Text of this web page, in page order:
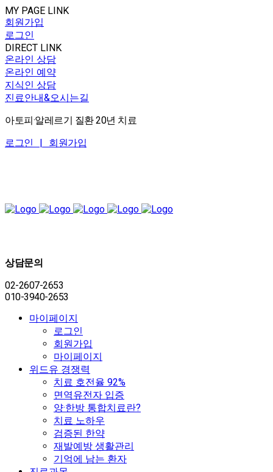
MY PAGE LINK
회원가입
로그인
DIRECT LINK
온라인 상담
온라인 예약
지식인 상담
진료안내&오시는길
아토피·알레르기 질환 20년 치료
로그인 | 회원가입
상담문의
02-2607-2653
010-3940-2653
마이페이지
로그인
회원가입
마이페이지
위드유 경쟁력
치료 호전율 92%
면역유전자 입증
양·한방 통합치료란?
치료 노하우
검증된 한약
재발예방 생활관리
기억에 남는 환자